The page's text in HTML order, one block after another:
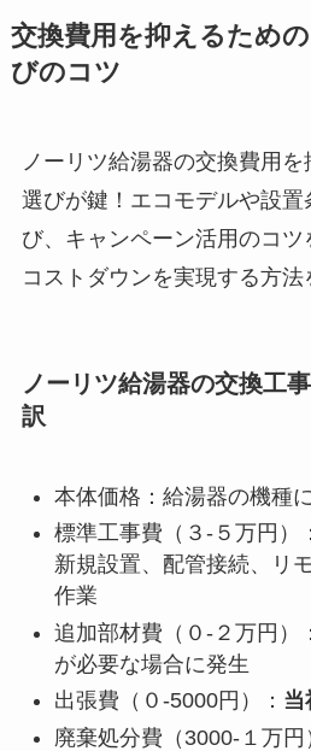
交換費用を抑えるため
びのコツ
ノーリツ給湯器の交換費用
選びが鍵！エコモデルや設置
び、キャンペーン活用のコ
コストダウンを実現する方法
ノーリツ給湯器の交換工
訳
本体価格：給湯器の機種
標準工事費（３-５万円）
新規設置、配管接続、リ
作業
追加部材費（０-２万円）
が必要な場合に発生
出張費（０-5000円）： 当
廃棄処分費（3000-１万円